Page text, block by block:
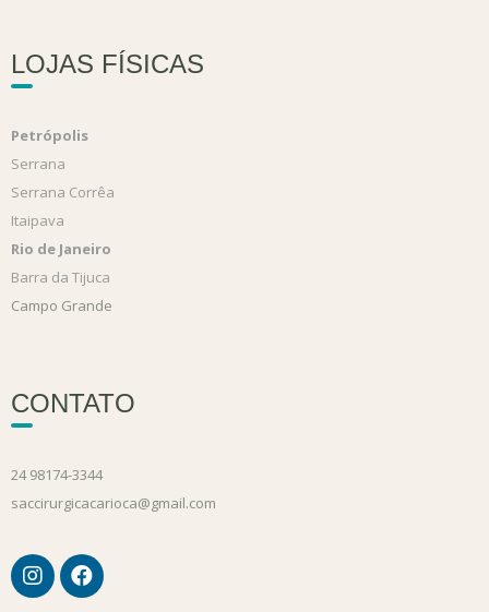
LOJAS FÍSICAS
Petrópolis
Serrana
Serrana Corrêa
Itaipava
Rio de Janeiro
Barra da Tijuca
Campo Grande
CONTATO
24 98174-3344
saccirurgicacarioca@gmail.com